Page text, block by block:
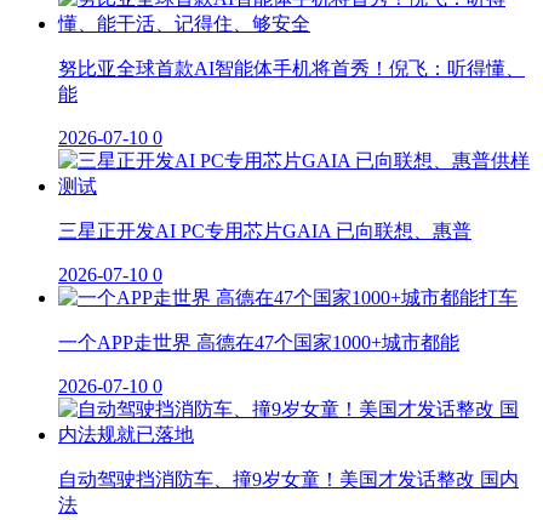
努比亚全球首款AI智能体手机将首秀！倪飞：听得懂、
能
2026-07-10 0
三星正开发AI PC专用芯片GAIA 已向联想、惠普
2026-07-10 0
一个APP走世界 高德在47个国家1000+城市都能
2026-07-10 0
自动驾驶挡消防车、撞9岁女童！美国才发话整改 国内
法